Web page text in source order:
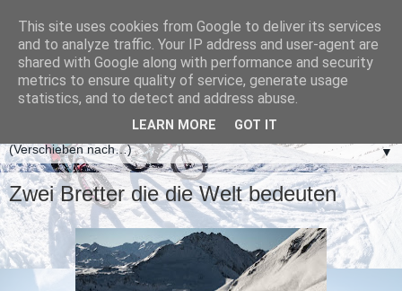
▼
Zwei Bretter die die Welt bedeuten
This site uses cookies from Google to deliver its services
and to analyze traffic. Your IP address and user-agent are
shared with Google along with performance and security
metrics to ensure quality of service, generate usage
statistics, and to detect and address abuse.
LEARN MORE GOT IT